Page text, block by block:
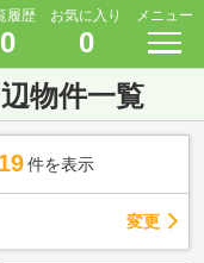
履歴
0
お気に入り
0
メニュー
物件一覧
件を表示
変更